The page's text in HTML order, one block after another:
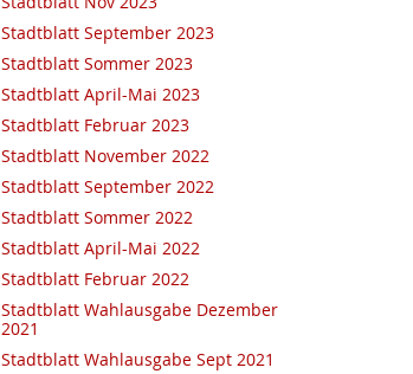
Stadtblatt September 2023
Stadtblatt Sommer 2023
Stadtblatt April-Mai 2023
Stadtblatt Februar 2023
Stadtblatt November 2022
Stadtblatt September 2022
Stadtblatt Sommer 2022
Stadtblatt April-Mai 2022
Stadtblatt Februar 2022
Stadtblatt Wahlausgabe Dezember
2021
Stadtblatt Wahlausgabe Sept 2021